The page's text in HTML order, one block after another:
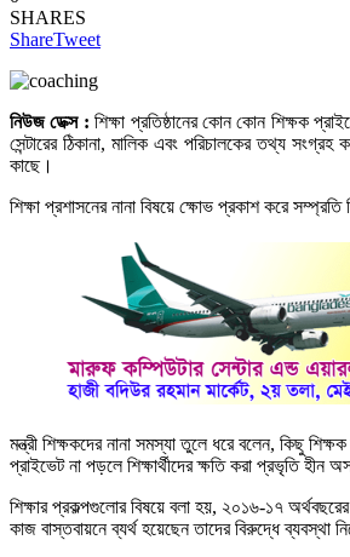
SHARES
ShareTweet
নিউজ ডেক্স : শিক্ষা প্রতিষ্ঠানের কোন কোন শিক্ষক
সেন্টারের ঠিকানা, মালিক এবং পরিচালকের তথ্য
কাছে।
শিক্ষা প্রশাসনের নানা বিষয়ে ক্ষোভ প্রকাশ করে সম্প্রতি
মন্ত্রী শিক্ষকদের নানা সমস্যা তুলে ধরে বলেন, কিছু
প্রাইভেট না পড়লে শিক্ষার্থীদের ক্ষতি করা প্রভৃতি
শিক্ষার প্রকল্পগুলোর বিষয়ে বলা হয়, ২০১৬-১৭
কাজ বাস্তবায়নে ব্যর্থ হয়েছেন তাদের বিরুদ্ধে ব্যবস্থা